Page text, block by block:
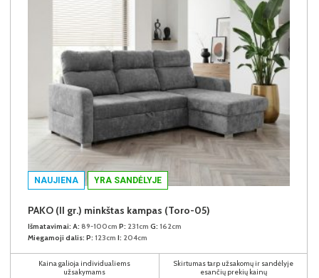
NAUJIENA YRA SANDĖLYJE
PAKO (II gr.) minkštas kampas (Toro-05)
Išmatavimai: A: 89-100cm P: 231cm G: 162cm
Miegamoji dalis: P: 123cm I: 204cm
Kaina galioja individualiems
užsakymams
Skirtumas tarp užsakomų ir sandėlyje
esančių prekių kainų